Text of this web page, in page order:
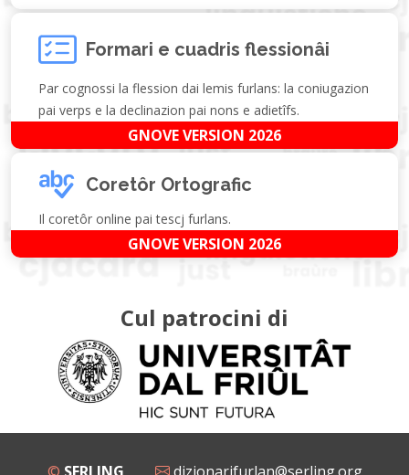
Formari e cuadris flessionâi
Par cognossi la flession dai lemis furlans: la coniugazion
pai verps e la declinazion pai nons e adietîfs.
GNOVE VERSION 2026
Coretôr Ortografic
Il coretôr online pai tescj furlans.
GNOVE VERSION 2026
Cul patrocini di